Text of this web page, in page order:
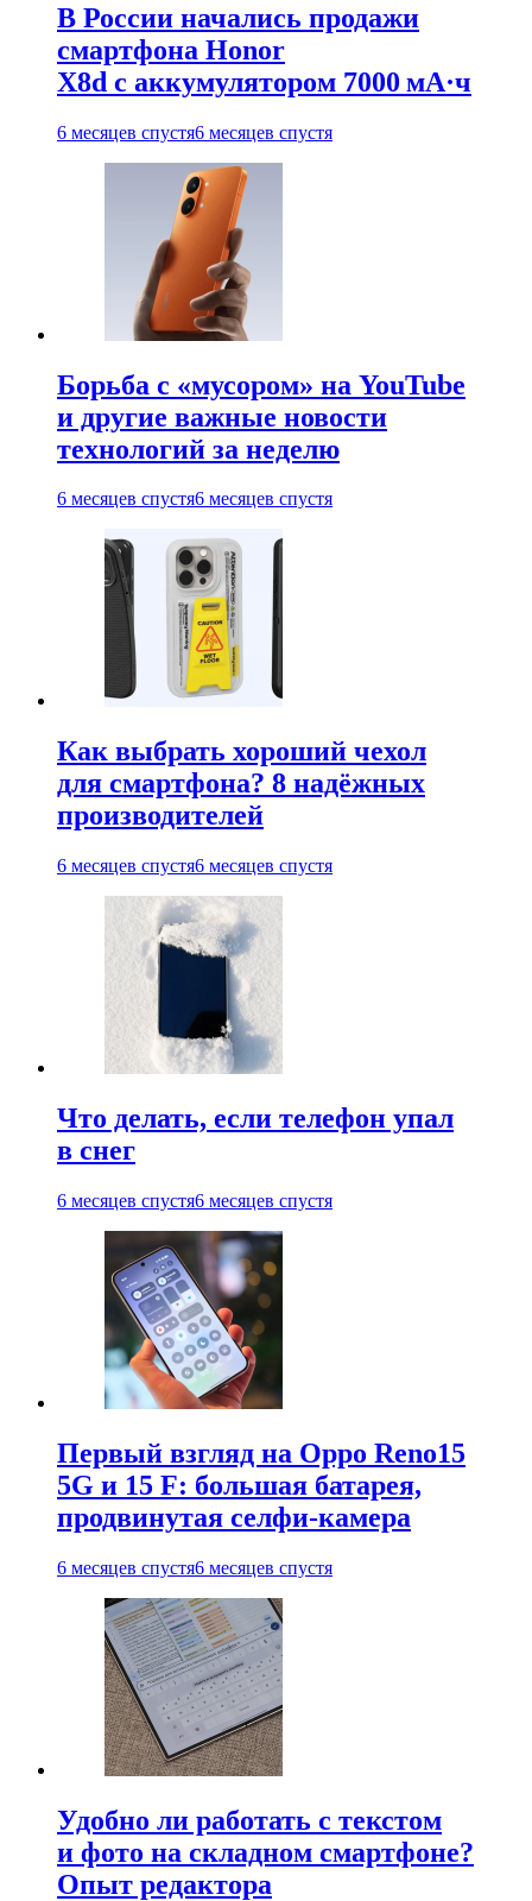
В России начались продажи
смартфона Honor
X8d с аккумулятором 7000 мА·ч
6 месяцев спустя6 месяцев спустя
Борьба с «мусором» на YouTube
и другие важные новости
технологий за неделю
6 месяцев спустя6 месяцев спустя
Как выбрать хороший чехол
для смартфона? 8 надёжных
производителей
6 месяцев спустя6 месяцев спустя
Что делать, если телефон упал
в снег
6 месяцев спустя6 месяцев спустя
Первый взгляд на Oppo Reno15
5G и 15 F: большая батарея,
продвинутая селфи-камера
6 месяцев спустя6 месяцев спустя
Удобно ли работать с текстом
и фото на складном смартфоне?
Опыт редактора